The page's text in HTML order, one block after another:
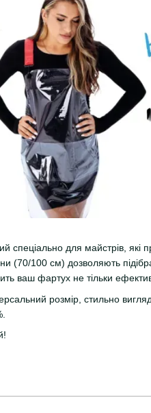
спеціально для майстрів,
(70/100 см) дозволяють
ваш фартух не тільки
розмір, стильно